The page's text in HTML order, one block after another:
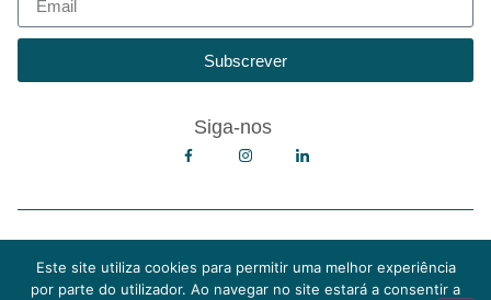
Subscrever
Siga-nos
Política de Privacidade
Política de Cookies
Este site utiliza cookies para permitir uma melhor experiência
por parte do utilizador. Ao navegar no site estará a consentir a